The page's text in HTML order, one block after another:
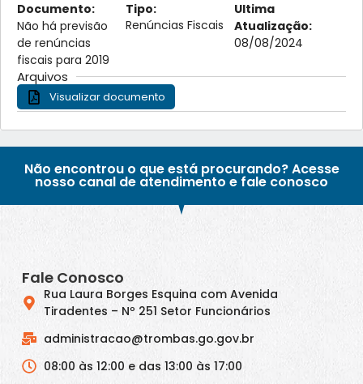
Documento:
Não há previsão
de renúncias
fiscais para 2019
Tipo:
Renúncias Fiscais
Ultima
Atualização:
08/08/2024
Arquivos
Visualizar documento
Não encontrou o que está procurando? Acesse
nosso canal de atendimento e fale conosco
Fale Conosco
Rua Laura Borges Esquina com Avenida
Tiradentes – Nº 251 Setor Funcionários
administracao@trombas.go.gov.br
08:00 às 12:00 e das 13:00 às 17:00